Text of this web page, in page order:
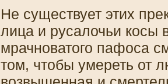
Не существует этих
лица и русалочьи косы
мрачноватого пафоса
том, чтобы умереть от